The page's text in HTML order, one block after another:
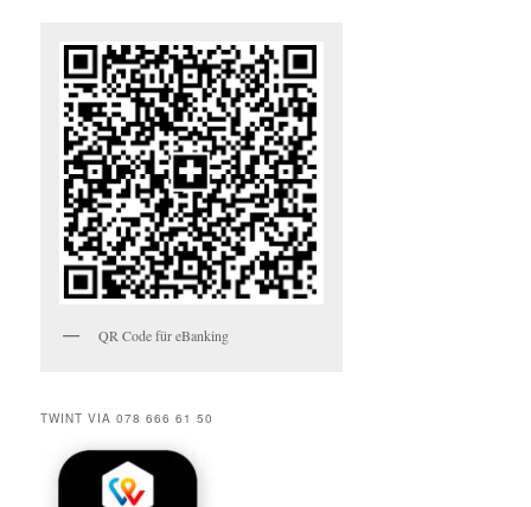
QR Code für eBanking
TWINT VIA 078 666 61 50